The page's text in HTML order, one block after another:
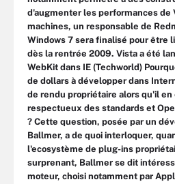
d'augmenter les performances de
machines, un responsable de
Windows 7 sera finalisé pour être
dès la rentrée 2009. Vista a été
WebKit dans IE (Techworld)
de dollars à développer dans
de rendu propriétaire alors qu'il
respectueux des standards et
? Cette question, posée par un
Ballmer, a de quoi interloquer,
l'ecosystème de plug-ins
surprenant, Ballmer se dit
moteur, choisi notamment par